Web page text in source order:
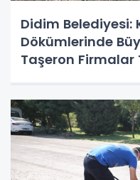
Didim
Dökümlerinde
Taşeron Firmalar